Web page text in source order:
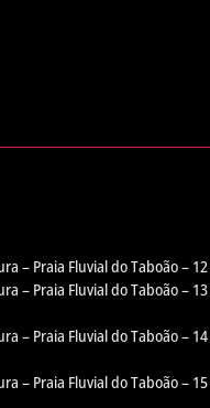
– Praia Fluvial do Taboão –
– Praia Fluvial do Taboão –
– Praia Fluvial do Taboão –
– Praia Fluvial do Taboão –